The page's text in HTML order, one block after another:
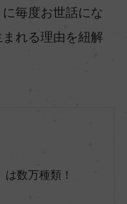
毎度お世話にな
れる理由を紐解
数万種類！